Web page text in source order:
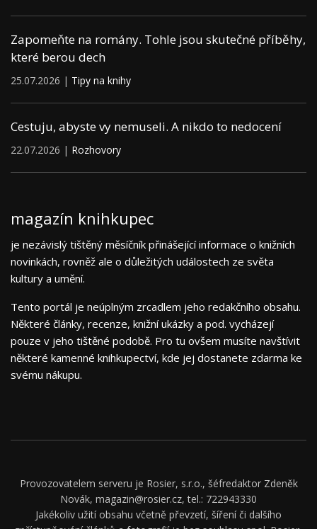
Zapomeňte na romány. Tohle jsou skutečné příběhy,
které berou dech
25.07.2026 | Tipy na knihy
Cestuju, abyste vy nemuseli. A nikdo to nedocení
22.07.2026 | Rozhovory
magazín knihkupec
je nezávislý tištěný měsíčník přinášející informace o knižních
novinkách, rovněž ale o důležitých událostech ze světa
kultury a umění.
Tento portál je neúplným zrcadlem jeho redakčního obsahu.
Některé články, recenze, knižní ukázky a pod. vycházejí
pouze v jeho tištěné podobě. Pro tu ovšem musíte navštívit
některé kamenné knihkupectví, kde jej dostanete zdarma ke
svému nákupu.
Provozovatelem serveru je Rosier, s.r.o., šéfredaktor Zdeněk
Novák, magazin@rosier.cz, tel.: 722943330
Jakékoliv užití obsahu včetně převzetí, šíření či dalšího